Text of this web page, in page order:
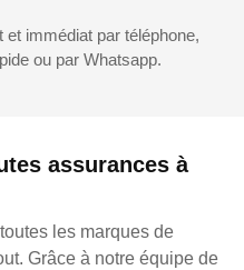
assurances à
les marques de
Grâce à notre équipe de
immédiat par téléphone,
ou par Whatsapp.